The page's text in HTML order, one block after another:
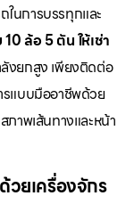
นการบรรทุกและ
10 ล้อ 5 ตัน ให้เช่า
งยกสูง เพียงติดต่อ
แบบมืออาชีพด้วย
าพเส้นทางและหน้า
ยเครื่องจักร